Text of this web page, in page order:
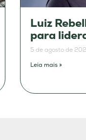
Luiz
para
5 de agosto de
Leia mais »